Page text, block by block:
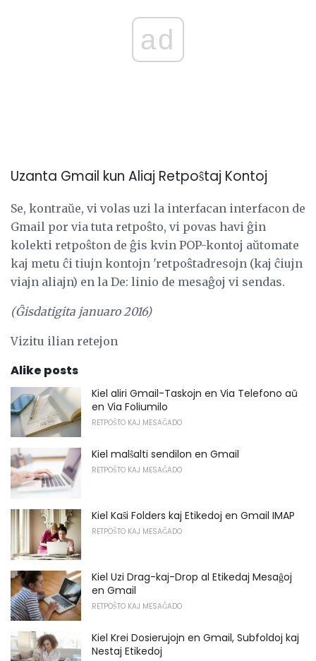
ad
Uzanta Gmail kun Aliaj Retpoŝtaj Kontoj
Se, kontraŭe, vi volas uzi la interfacan interfacon de
Gmail por via tuta retpoŝto, vi povas havi ĝin
kolekti retpoŝton de ĝis kvin POP-kontoj aŭtomate
kaj metu ĉi tiujn kontojn 'retpoŝtadresojn (kaj ĉiujn
viajn aliajn) en la De: linio de mesaĝoj vi sendas.
(Ĝisdatigita januaro 2016)
Vizitu ilian retejon
Alike posts
Kiel aliri Gmail-Taskojn en Via Telefono aŭ
en Via Foliumilo
RETPOŜTO KAJ MESAĜADO
Kiel malŝalti sendilon en Gmail
RETPOŜTO KAJ MESAĜADO
Kiel Kaŝi Folders kaj Etikedoj en Gmail IMAP
RETPOŜTO KAJ MESAĜADO
Kiel Uzi Drag-kaj-Drop al Etikedaj Mesaĝoj
en Gmail
RETPOŜTO KAJ MESAĜADO
Kiel Krei Dosierujojn en Gmail, Subfoldoj kaj
Nestaj Etikedoj